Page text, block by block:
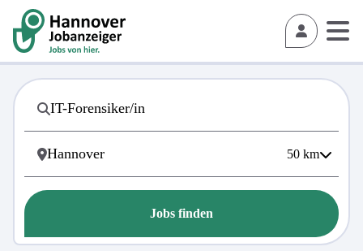
50 km
Jobs finden